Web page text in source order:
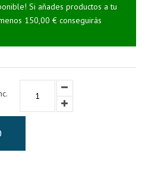
Si añades productos a tu
150,00 € conseguirás